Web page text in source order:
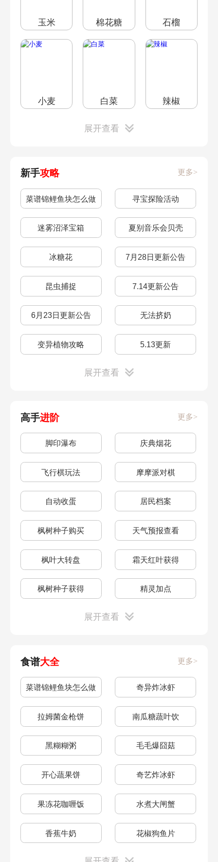
眉毛鱼 许愿龟 母鸡成年
母鸡幼崽 鸭子成年 鸭子幼崽
奶牛成年 奶牛幼崽 绵羊幼崽
绵羊成年 月亮海螺 玫瑰海星
胖头鱼 鳌虾
狗鱼 魔鳉鱼
斑点鲨 河童 白白鲸
玉米 棉花糖 石榴
小麦 白菜 辣椒
葫芦
蒲兰花 西瓜
百合花 荔枝 长兰花
七色花 南瓜
牡丹花 茄子
胡萝卜 薰衣草 香蕉
展开查看
新手攻略 更多>
菜谱锦鲤鱼块怎么做 寻宝探险活动
迷雾沼泽宝箱 夏别音乐会贝壳
冰糖花 7月28日更新公告
昆虫捕捉 7.14更新公告
6月23日更新公告 无法挤奶
变异植物攻略 5.13更新
木兰青凤蝶位置
海龟位置 3.10更新
粉粉拉姆浴池 小镇捐献
放置珍珠的颜色顺序 神秘人的位置
茶树梅种子 小雏菊种子
3月3日更新 1月13日更新
年度脚印介绍 嘴鱼大门获得
春节活动 鳐鱼风筝获得
丰收节活动 9月17日
展开查看
高手进阶 更多>
脚印瀑布 庆典烟花
飞行棋玩法 摩摩派对棋
自动收蛋 居民档案
枫树种子购买 天气预报查看
枫叶大转盘 霜天红叶获得
枫树种子获得 精灵加点
勇士SMC优化
夏日活动攻略 KFC联动
记者攻略相机 鲨鱼怎么钓
传送蘑菇 端午节活动
二层小屋 夜空球
抱抱熊 学娃娃地上哭
展开查看
食谱大全 更多>
菜谱锦鲤鱼块怎么做 奇异炸冰虾
拉姆菌金枪饼 南瓜糖蔬叶饮
黑糊糊粥 毛毛爆囧菇
开心蔬果饼 奇艺炸冰虾
果冻花咖喱饭 水煮大闸蟹
香蕉牛奶 花椒狗鱼片